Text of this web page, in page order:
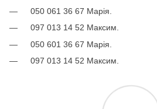
050 061 36 67 Марія.
097 013 14 52 Максим.
050 601 36 67 Марія.
097 013 14 52 Максим.